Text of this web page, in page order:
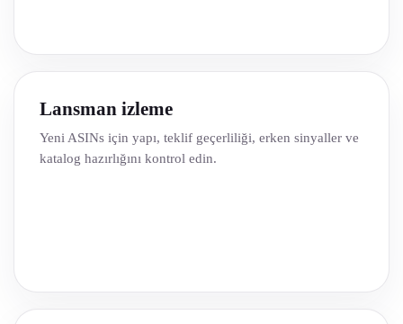
Lansman izleme
Yeni ASINs için yapı, teklif geçerliliği, erken sinyaller ve
katalog hazırlığını kontrol edin.